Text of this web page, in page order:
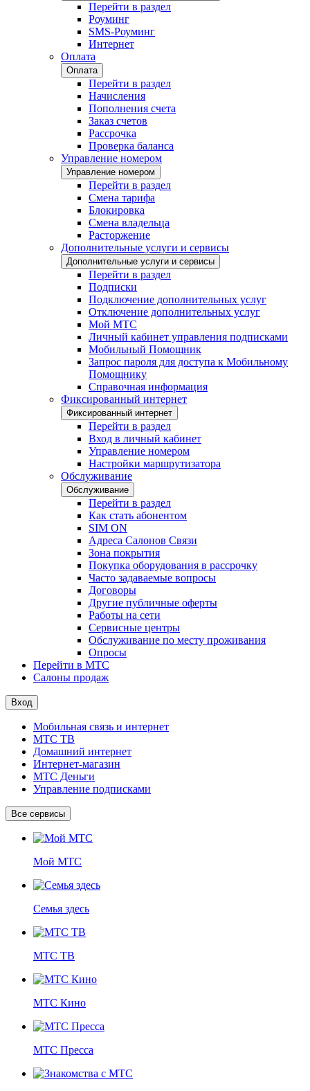
Перейти в раздел
Роуминг
SMS-Роуминг
Интернет
Оплата
Оплата
Перейти в раздел
Начисления
Пополнения счета
Заказ счетов
Рассрочка
Проверка баланса
Управление номером
Управление номером
Перейти в раздел
Смена тарифа
Блокировка
Смена владельца
Расторжение
Дополнительные услуги и сервисы
Дополнительные услуги и сервисы
Перейти в раздел
Подписки
Подключение дополнительных услуг
Отключение дополнительных услуг
Мой МТС
Личный кабинет управления подписками
Мобильный Помощник
Запрос пароля для доступа к Мобильному
Помощнику
Справочная информация
Фиксированный интернет
Фиксированный интернет
Перейти в раздел
Вход в личный кабинет
Управление номером
Настройки маршрутизатора
Обслуживание
Обслуживание
Перейти в раздел
Как стать абонентом
SIM ON
Адреса Салонов Связи
Зона покрытия
Покупка оборудования в рассрочку
Часто задаваемые вопросы
Договоры
Другие публичные оферты
Работы на сети
Сервисные центры
Обслуживание по месту проживания
Опросы
Перейти в МТС
Салоны продаж
Вход
Мобильная связь и интернет
МТС ТВ
Домашний интернет
Интернет-магазин
МТС Деньги
Управление подписками
Все сервисы
Мой МТС
Семья здесь
МТС ТВ
МТС Кино
МТС Пресса